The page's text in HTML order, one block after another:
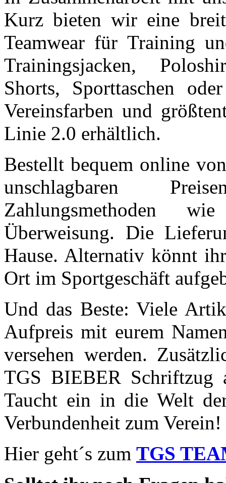
Kurz bieten wir eine
Teamwear für Training
Trainingsjacken,
Shorts, Sporttaschen
Vereinsfarben und
Linie 2.0 erhältlich.
Bestellt bequem online
unschlagbaren
Zahlungsmethoden
Überweisung. Die
Hause. Alternativ könnt
Ort im Sportgeschäft
Und das Beste: Viele
Aufpreis mit eurem
versehen werden.
TGS BIEBER Schriftzug
Taucht ein in die Welt
Verbundenheit zum Verein!
Hier geht´s zum TGS